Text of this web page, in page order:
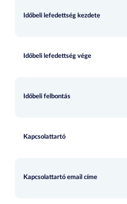
Időbeli lefedettség kezdete
Időbeli lefedettség vége
Időbeli felbontás
Kapcsolattartó
Kapcsolattartó email címe